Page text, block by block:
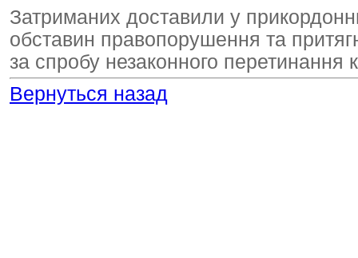
Затриманих доставили у
обставин правопорушення та
за спробу незаконного перетинання
Вернуться назад